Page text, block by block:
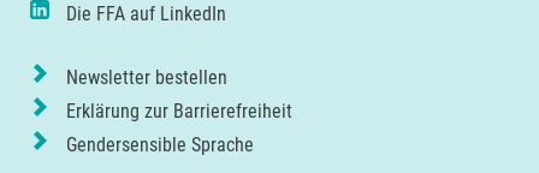
Die FFA auf LinkedIn
Newsletter bestellen
Erklärung zur Barrierefreiheit
Gendersensible Sprache